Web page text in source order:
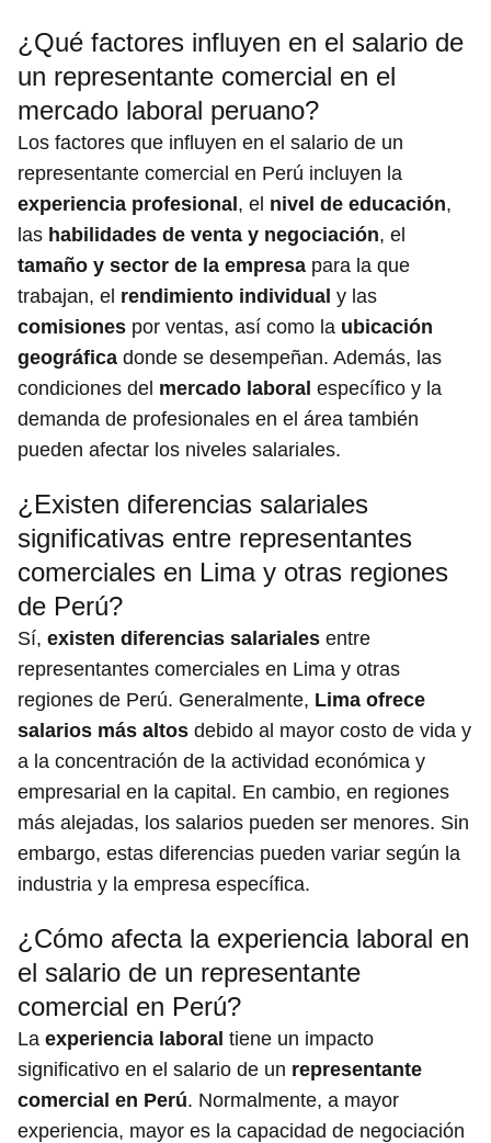
¿Qué factores influyen en el salario de
un representante comercial en el
mercado laboral peruano?
Los factores que influyen en el salario de un
representante comercial en Perú incluyen la
experiencia profesional, el nivel de educación,
las habilidades de venta y negociación, el
tamaño y sector de la empresa para la que
trabajan, el rendimiento individual y las
comisiones por ventas, así como la ubicación
geográfica donde se desempeñan. Además, las
condiciones del mercado laboral específico y la
demanda de profesionales en el área también
pueden afectar los niveles salariales.
¿Existen diferencias salariales
significativas entre representantes
comerciales en Lima y otras regiones
de Perú?
Sí, existen diferencias salariales entre
representantes comerciales en Lima y otras
regiones de Perú. Generalmente, Lima ofrece
salarios más altos debido al mayor costo de vida y
a la concentración de la actividad económica y
empresarial en la capital. En cambio, en regiones
más alejadas, los salarios pueden ser menores. Sin
embargo, estas diferencias pueden variar según la
industria y la empresa específica.
¿Cómo afecta la experiencia laboral en
el salario de un representante
comercial en Perú?
La experiencia laboral tiene un impacto
significativo en el salario de un representante
comercial en Perú. Normalmente, a mayor
experiencia, mayor es la capacidad de negociación